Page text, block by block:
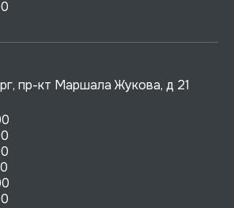
пр-кт Маршала Жукова, д 21